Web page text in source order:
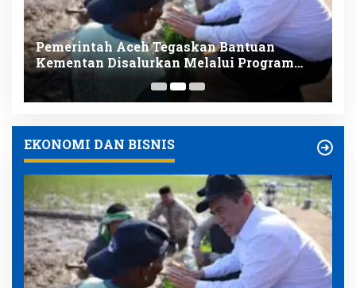
Pemerintah Aceh Tegaskan Bantuan
Kementan Disalurkan Melalui Program
Pemulihan Pertanian
EKONOMI DAN BISNIS